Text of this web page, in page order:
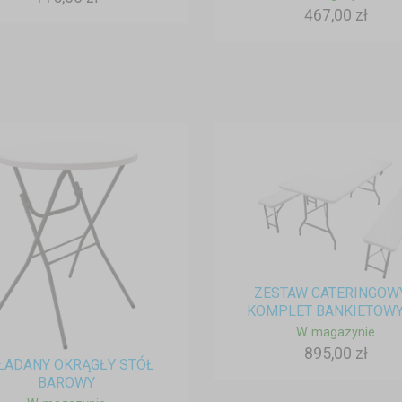
467,00 zł
OKRĄGŁY STÓŁ
BAROWY
ZESTAW
KOMPLET
W magazynie
895,00 zł